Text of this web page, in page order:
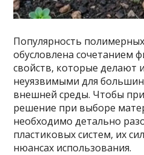
Популярность
обусловлена сочетанием
свойств, которые делают
неуязвимыми для
внешней среды. Чтобы
решение при выборе
необходимо детально
пластиковых систем, их
нюансах использования.